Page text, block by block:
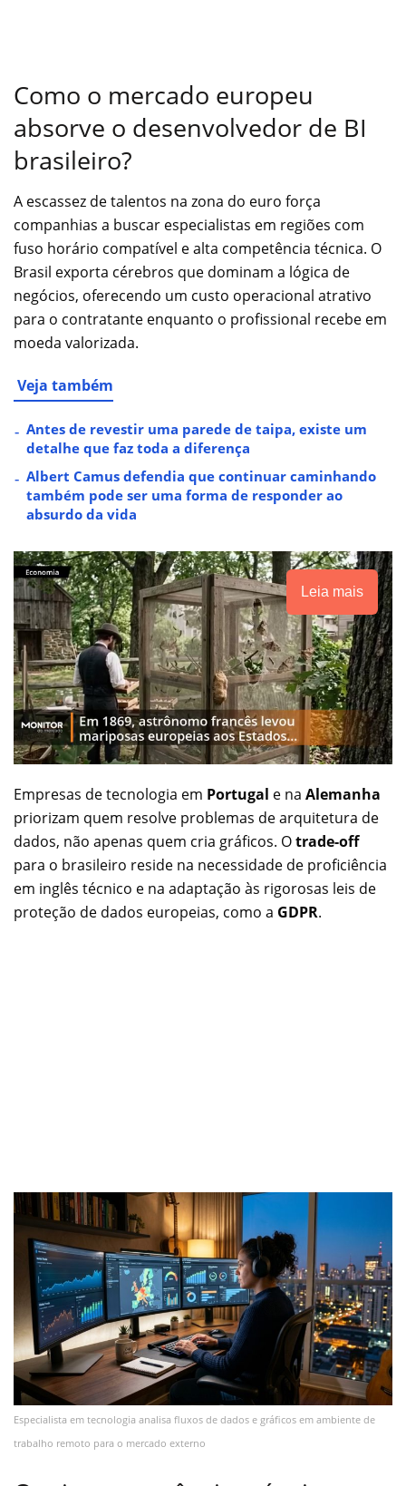
Como o mercado europeu
absorve o desenvolvedor de BI
brasileiro?
A escassez de talentos na zona do euro força
companhias a buscar especialistas em regiões com
fuso horário compatível e alta competência técnica. O
Brasil exporta cérebros que dominam a lógica de
negócios, oferecendo um custo operacional atrativo
para o contratante enquanto o profissional recebe em
moeda valorizada.
Veja também
Antes de revestir uma parede de taipa, existe um
detalhe que faz toda a diferença
Albert Camus defendia que continuar caminhando
também pode ser uma forma de responder ao
absurdo da vida
Leia mais
Empresas de tecnologia em Portugal e na Alemanha
priorizam quem resolve problemas de arquitetura de
dados, não apenas quem cria gráficos. Otrade-off
para o brasileiro reside na necessidade de proficiência
em inglês técnico e na adaptação às rigorosas leis de
proteção de dados europeias, como a GDPR.
Especialista em tecnologia analisa fluxos de dados e gráficos em ambiente de
trabalho remoto para o mercado externo